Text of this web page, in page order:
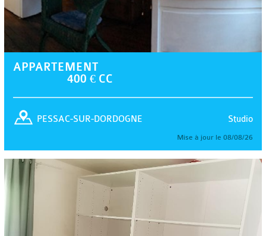
APPARTEMENT
400 € CC
Studio
PESSAC-SUR-DORDOGNE
Mise à jour le 08/08/26